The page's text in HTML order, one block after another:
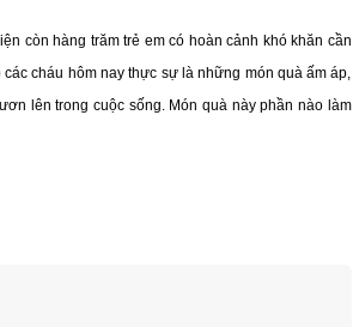
còn hàng trăm trẻ em có hoàn cảnh khó khăn cần
cháu hôm nay thực sự là những món quà ấm áp,
lên trong cuộc sống. Món quà này phần nào làm